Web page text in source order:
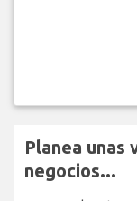
Planea unas
negocios...